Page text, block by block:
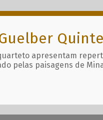
apresentam
pelas paisagens de